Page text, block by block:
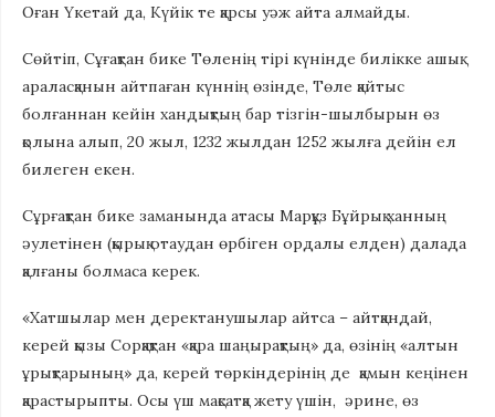
Оған Үкетай да, Күйік те қарсы уәж айта алмайды.
Сөйтіп, Сұғақтан бике Төленің тірі күнінде билікке ашық
араласқанын айтпаған күннің өзінде, Төле қайтыс
болғаннан кейін хандықтың бар тізгін-шылбырын өз
қолына алып, 20 жыл, 1232 жылдан 1252 жылға дейін ел
билеген екен.
Сұрғақтан бике заманында атасы Марқұз Бұйрық ханның
әулетінен (қырық отаудан өрбіген ордалы елден) далада
қалғаны болмаса керек.
«Хатшылар мен деректанушылар айтса – айтқандай,
керей қызы Сорқақтан «қара шаңырақтың» да, өзінің «алтын
ұрықтарының» да, керей төркіндерінің де қамын кеңінен
қарастырыпты. Осы үш мақсатқа жету үшін, әрине, өз